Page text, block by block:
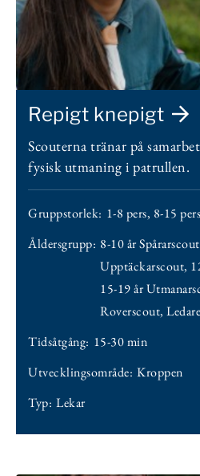
Repigt knepigt
Scouterna tränar på
fysisk utmaning i patrullen.
Gruppstorlek: 1-8 pers, 8-15 pers
Åldersgrupp: 8-10 år Spårarscout
Upptäckarscout,
15-19 år
Roverscout, Ledare
Tidsåtgång: 15-30 min
Utvecklingsområde: Kroppen
Typ: Lekar